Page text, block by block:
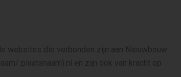
websites die verbonden zijn aan Nieuwbouw
plaatsnaam).nl en zijn ook van kracht op